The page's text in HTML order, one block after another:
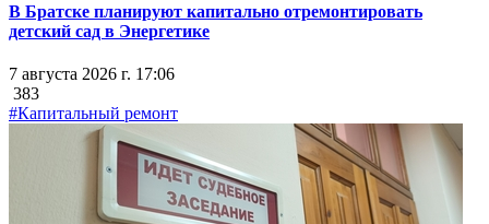
В Братске планируют капитально отремонтировать
детский сад в Энергетике
7 августа 2026 г. 17:06
383
#Капитальный ремонт